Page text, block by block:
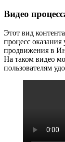
Видео
Этот вид
процесс
продвижения в
На таком видео
пользователям